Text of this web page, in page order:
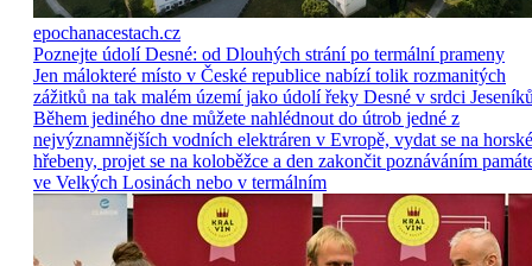
epochanacestach.cz
Poznejte údolí Desné: od Dlouhých strání po termální prameny
Jen málokteré místo v České republice nabízí tolik rozmanitých
zážitků na tak malém území jako údolí řeky Desné v srdci
Během jediného dne můžete nahlédnout do útrob jedné z
nejvýznamnějších vodních elektráren v Evropě, vydat se na horské
hřebeny, projet se na koloběžce a den zakončit poznáváním
ve Velkých Losinách nebo v termálním